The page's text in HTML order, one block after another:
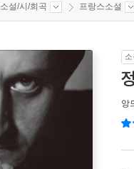
소설/시/희곡 프랑스소설
앙